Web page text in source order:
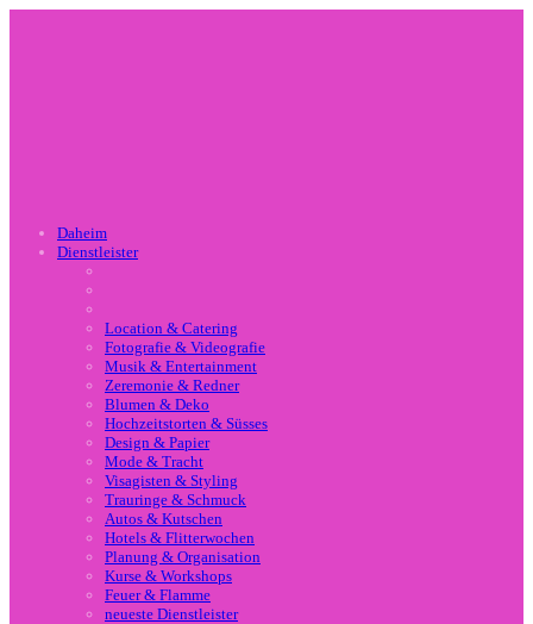
Daheim
Dienstleister
Location & Catering
Fotografie & Videografie
Musik & Entertainment
Zeremonie & Redner
Blumen & Deko
Hochzeitstorten & Süsses
Design & Papier
Mode & Tracht
Visagisten & Styling
Trauringe & Schmuck
Autos & Kutschen
Hotels & Flitterwochen
Planung & Organisation
Kurse & Workshops
Feuer & Flamme
neueste Dienstleister